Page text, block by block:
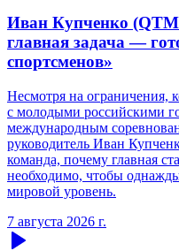
Иван Купченко
главная задача —
спортсменов»
Несмотря на ограничения,
с молодыми российскими
международным
руководитель Иван
команда, почему главная
необходимо, чтобы
мировой уровень.
7 августа 2026 г.